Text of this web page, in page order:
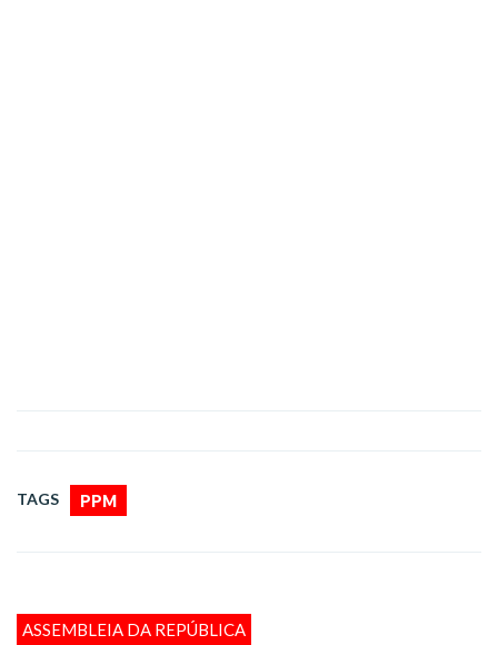
TAGS PPM
ASSEMBLEIA DA REPÚBLICA